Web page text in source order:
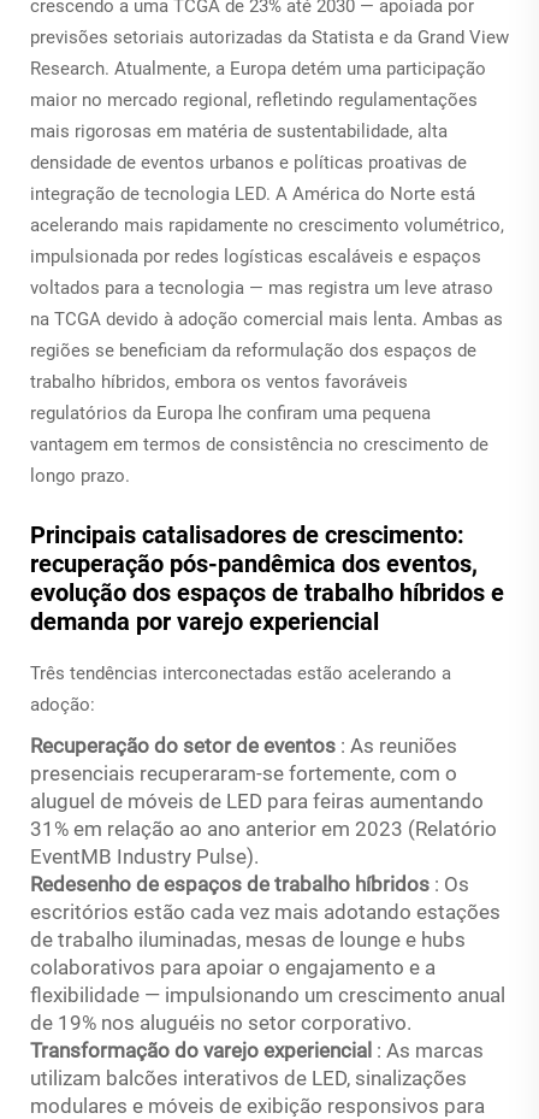
crescendo a uma TCGA de 23% até 2030 — apoiada por
previsões setoriais autorizadas da Statista e da Grand View
Research. Atualmente, a Europa detém uma participação
maior no mercado regional, refletindo regulamentações
mais rigorosas em matéria de sustentabilidade, alta
densidade de eventos urbanos e políticas proativas de
integração de tecnologia LED. A América do Norte está
acelerando mais rapidamente no crescimento volumétrico,
impulsionada por redes logísticas escaláveis e espaços
voltados para a tecnologia — mas registra um leve atraso
na TCGA devido à adoção comercial mais lenta. Ambas as
regiões se beneficiam da reformulação dos espaços de
trabalho híbridos, embora os ventos favoráveis
regulatórios da Europa lhe confiram uma pequena
vantagem em termos de consistência no crescimento de
longo prazo.
Principais catalisadores de crescimento:
recuperação pós-pandêmica dos eventos,
evolução dos espaços de trabalho híbridos e
demanda por varejo experiencial
Três tendências interconectadas estão acelerando a
adoção:
Recuperação do setor de eventos : As reuniões
presenciais recuperaram-se fortemente, com o
aluguel de móveis de LED para feiras aumentando
31% em relação ao ano anterior em 2023 (Relatório
EventMB Industry Pulse).
Redesenho de espaços de trabalho híbridos : Os
escritórios estão cada vez mais adotando estações
de trabalho iluminadas, mesas de lounge e hubs
colaborativos para apoiar o engajamento e a
flexibilidade — impulsionando um crescimento anual
de 19% nos aluguéis no setor corporativo.
Transformação do varejo experiencial : As marcas
utilizam balcões interativos de LED, sinalizações
modulares e móveis de exibição responsivos para